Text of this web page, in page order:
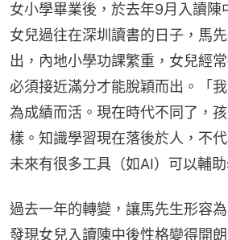
女小學畢業後，於去年9月入讀陳
女兒過往在深圳讀書的日子，馬
出，內地小學功課繁重，女兒經
必須接近滿分才能脫穎而出。「
為成績而活。現在時代不同了，
樣。知識學習現在落後於人，不
未來有很多工具（如AI）可以輔助
過去一年的轉變，讓馬先生形容
發現女兒入讀陳中後性格變得開